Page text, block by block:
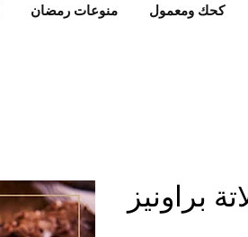
منوعات رمضان كحك ومعمول
براونيز